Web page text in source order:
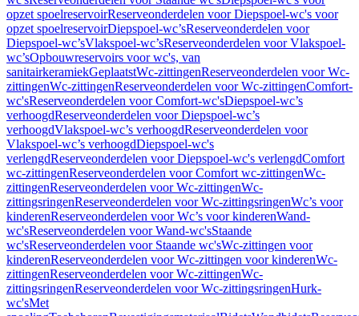
opzet spoelreservoirReserveonderdelen voor Diepspoel-wc's voor
opzet spoelreservoirDiepspoel-wc’sReserveonderdelen voor
Diepspoel-wc’sVlakspoel-wc’sReserveonderdelen voor Vlakspoel-
wc’sOpbouwreservoirs voor wc's, van
sanitairkeramiekGeplaatstWc-zittingenReserveonderdelen voor Wc-
zittingenWc-zittingenReserveonderdelen voor Wc-zittingenComfort-
wc'sReserveonderdelen voor Comfort-wc'sDiepspoel-wc’s
verhoogdReserveonderdelen voor Diepspoel-wc’s
verhoogdVlakspoel-wc’s verhoogdReserveonderdelen voor
Vlakspoel-wc’s verhoogdDiepspoel-wc's
verlengdReserveonderdelen voor Diepspoel-wc's verlengdComfort
wc-zittingenReserveonderdelen voor Comfort wc-zittingenWc-
zittingenReserveonderdelen voor Wc-zittingenWc-
zittingsringenReserveonderdelen voor Wc-zittingsringenWc’s voor
kinderenReserveonderdelen voor Wc’s voor kinderenWand-
wc'sReserveonderdelen voor Wand-wc'sStaande
wc'sReserveonderdelen voor Staande wc'sWc-zittingen voor
kinderenReserveonderdelen voor Wc-zittingen voor kinderenWc-
zittingenReserveonderdelen voor Wc-zittingenWc-
zittingsringenReserveonderdelen voor Wc-zittingsringenHurk-
wc'sMet